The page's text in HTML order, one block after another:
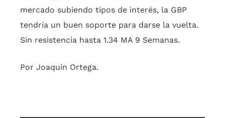
mercado subiendo tipos de interés, la GBP
tendría un buen soporte para darse la vuelta.
Sin resistencia hasta 1.34 MA 9 Semanas.
Por Joaquín Ortega.